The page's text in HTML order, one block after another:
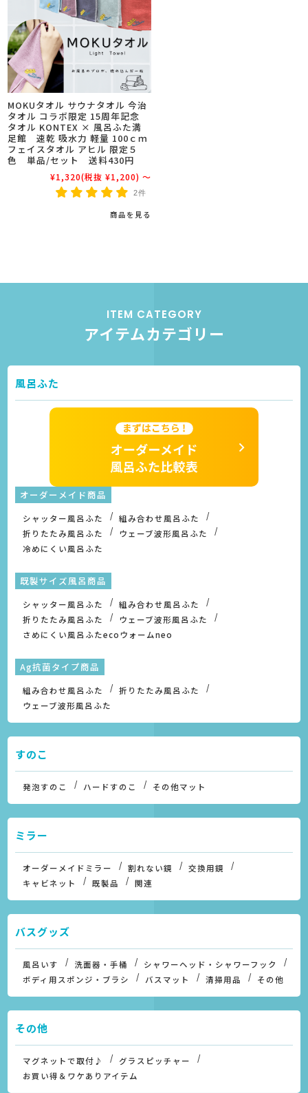
MOKUタオル サウナタオル 今治
タオル コラボ限定 15周年記念
タオル KONTEX × 風呂ふた満
足館 速乾 吸水力 軽量 100ｃｍ
フェイスタオル アヒル 限定５
色 単品/セット 送料430円
¥1,320(税抜 ¥1,200) ～
2件
商品を見る
ITEM CATEGORY
アイテムカテゴリー
風呂ふた
オーダーメイド商品
シャッター風呂ふた
組み合わせ風呂ふた
折りたたみ風呂ふた
ウェーブ波形風呂ふた
冷めにくい風呂ふた
既製サイズ風呂商品
シャッター風呂ふた
組み合わせ風呂ふた
折りたたみ風呂ふた
ウェーブ波形風呂ふた
さめにくい風呂ふたecoウォームneo
Ag抗菌タイプ商品
組み合わせ風呂ふた
折りたたみ風呂ふた
ウェーブ波形風呂ふた
すのこ
発泡すのこ ハードすのこ その他マット
ミラー
オーダーメイドミラー 割れない鏡
交換用鏡
キャビネット
既製品 関連
バスグッズ
風呂いす 洗面器・手桶
シャワーヘッド・シャワーフック
ボディ用スポンジ・ブラシ
バスマット 清掃用品 その他
その他
マグネットで取付♪
グラスピッチャー
お買い得＆ワケありアイテム